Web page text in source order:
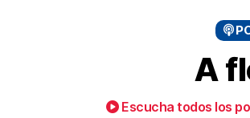
A
Escucha todos los
de Isabel Zendal | A flor de piel